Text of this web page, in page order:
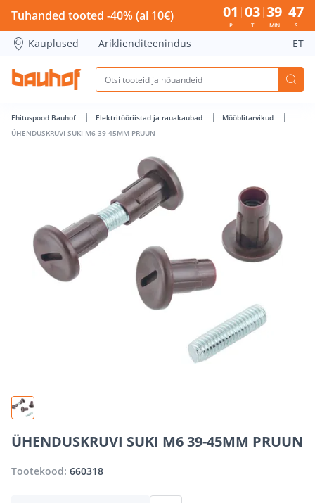
ÜHENDUSKRUVI SUKI M6 39-45MM PRUUN - Bauhof has
Tuhanded tooted -40% (al 10€) 01
P
03
T
39
MIN
46
S
Kauplused Äriklienditeenindus ET
Ehituspood Bauhof Elektritööriistad ja rauakaubad
Mööblitarvikud
ÜHENDUSKRUVI SUKI M6 39-45MM PRUUN
ÜHENDUSKRUVI SUKI M6 39-45MM PRUUN
Tootekood: 660318